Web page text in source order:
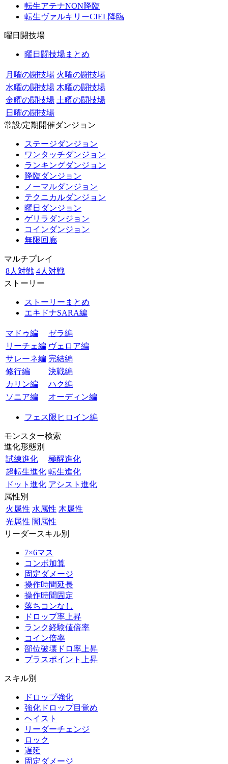
転生アテナNON降臨
転生ヴァルキリーCIEL降臨
曜日闘技場
曜日闘技場まとめ
月曜の闘技場 火曜の闘技場
水曜の闘技場 木曜の闘技場
金曜の闘技場 土曜の闘技場
日曜の闘技場
常設/定期開催ダンジョン
ステージダンジョン
ワンタッチダンジョン
ランキングダンジョン
降臨ダンジョン
ノーマルダンジョン
テクニカルダンジョン
曜日ダンジョン
ゲリラダンジョン
コインダンジョン
無限回廊
マルチプレイ
8人対戦 4人対戦
ストーリー
ストーリーまとめ
エキドナSARA編
マドゥ編
ゼラ編
リーチェ編 ヴェロア編
サレーネ編 完結編
修行編
決戦編
カリン編
ハク編
ソニア編
オーディン編
フェス限ヒロイン編
モンスター検索
進化形態別
試練進化
極醒進化
超転生進化 転生進化
ドット進化 アシスト進化
属性別
火属性 水属性 木属性
光属性 闇属性
リーダースキル別
7×6マス
コンボ加算
固定ダメージ
操作時間延長
操作時間固定
落ちコンなし
ドロップ率上昇
ランク経験値倍率
コイン倍率
部位破壊ドロ率上昇
プラスポイント上昇
スキル別
ドロップ強化
強化ドロップ目覚め
ヘイスト
リーダーチェンジ
ロック
遅延
固定ダメージ